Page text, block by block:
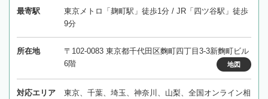
最寄駅
東京メトロ「麹町駅」徒歩1分 / JR「四ツ谷駅」徒歩
9分
所在地
〒102-0083 東京都千代田区麴町四丁目3-3新麴町ビル
6階
地図
対応エリア
東京、千葉、埼玉、神奈川、山梨、全国オンライン相